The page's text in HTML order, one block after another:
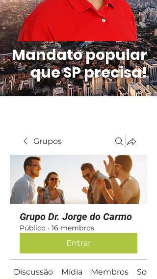
Mandato popular
que SP precisa!
Grupos
Grupo Dr. Jorge do Carmo
Público · 16 membros
Entrar
Discussão Mídia Membros Sobre